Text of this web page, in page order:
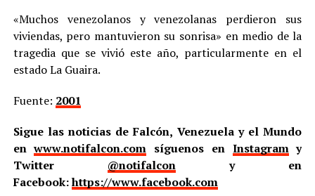
«Muchos venezolanos y venezolanas perdieron sus
viviendas, pero mantuvieron su sonrisa» en medio de la
tragedia que se vivió este año, particularmente en el
estado La Guaira.
Fuente: 2001
Sigue las noticias de Falcón, Venezuela y el Mundo
enwww.notifalcon.com síguenos en Instagramy
Twitter @notifalcony en
Facebook:https://www.facebook.com